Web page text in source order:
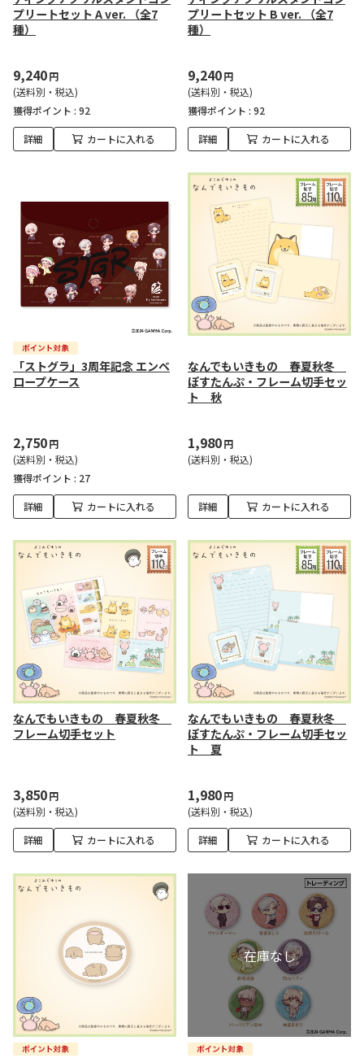
プリートセット A ver. （全7
種）
9,240円
(送料別・税込)
獲得ポイント : 92
詳細 カートに入れる
プリートセット B ver. （全7
種）
9,240円
(送料別・税込)
獲得ポイント : 92
詳細 カートに入れる
「ストグラ」3周年記念 エンベ
ロープケース
2,750円
(送料別・税込)
獲得ポイント : 27
詳細 カートに入れる
なんでもいきもの 春夏秋冬
ぽすたんぷ・フレーム切手セッ
ト 秋
1,980円
(送料別・税込)
詳細 カートに入れる
なんでもいきもの 春夏秋冬
フレーム切手セット
3,850円
(送料別・税込)
詳細 カートに入れる
なんでもいきもの 春夏秋冬
ぽすたんぷ・フレーム切手セッ
ト 夏
1,980円
(送料別・税込)
詳細 カートに入れる